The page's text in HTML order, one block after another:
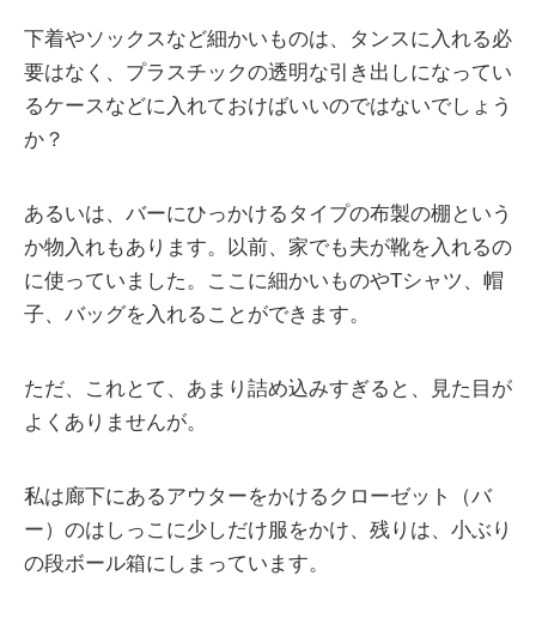
下着やソックスなど細かいものは、タンスに入れる必
要はなく、プラスチックの透明な引き出しになってい
るケースなどに入れておけばいいのではないでしょう
か？
あるいは、バーにひっかけるタイプの布製の棚という
か物入れもあります。以前、家でも夫が靴を入れるの
に使っていました。ここに細かいものやTシャツ、帽
子、バッグを入れることができます。
ただ、これとて、あまり詰め込みすぎると、見た目が
よくありませんが。
私は廊下にあるアウターをかけるクローゼット（バ
ー）のはしっこに少しだけ服をかけ、残りは、小ぶり
の段ボール箱にしまっています。